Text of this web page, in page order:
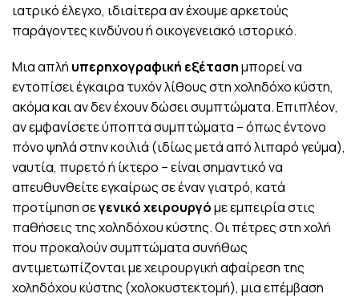
ιατρικό έλεγχο, ιδιαίτερα αν έχουμε αρκετούς
παράγοντες κινδύνου ή οικογενειακό ιστορικό.
Μια απλή υπερηχογραφική εξέτασημπορεί να
εντοπίσει έγκαιρα τυχόν λίθους στη χοληδόχο κύστη,
ακόμα και αν δεν έχουν δώσει συμπτώματα. Επιπλέον,
αν εμφανίσετε ύποπτα συμπτώματα – όπως έντονο
πόνο ψηλά στην κοιλιά (ιδίως μετά από λιπαρό γεύμα),
ναυτία, πυρετό ή ίκτερο – είναι σημαντικό να
απευθυνθείτε εγκαίρως σε έναν γιατρό, κατά
προτίμηση σεγενικό χειρουργόμε εμπειρία στις
παθήσεις της χοληδόχου κύστης. Οι πέτρες στη χολή
που προκαλούν συμπτώματα συνήθως
αντιμετωπίζονται με χειρουργική αφαίρεση της
χοληδόχου κύστης (χολοκυστεκτομή), μια επέμβαση